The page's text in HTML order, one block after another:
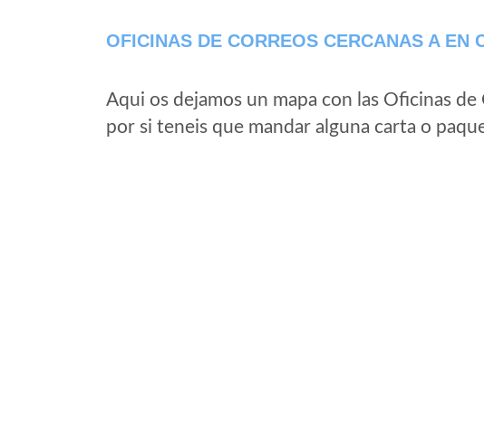
OFICINAS DE CORREOS CERCANAS A EN
Aqui os dejamos un mapa con las Oficinas
por si teneis que mandar alguna carta o